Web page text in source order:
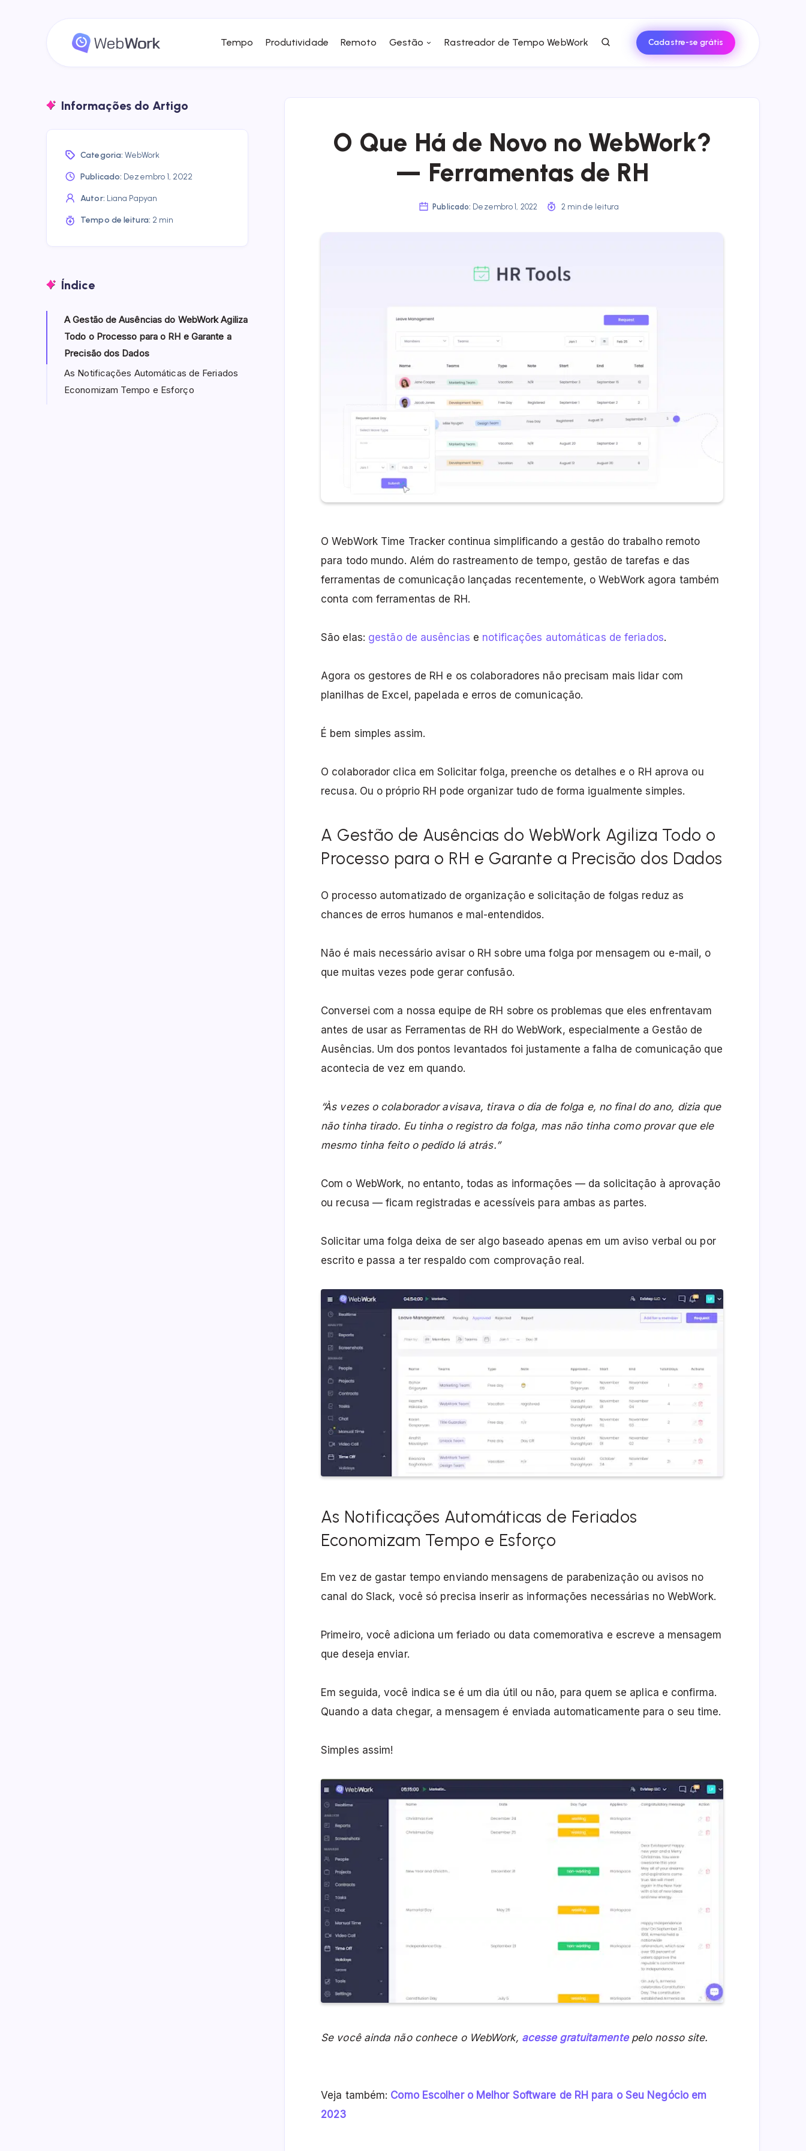
Tempo Produtividade Remoto Gestão Rastreador de Tempo WebWork Cadastre-se grátis
O Que Há de Novo no WebWork?
— Ferramentas de RH
Publicado: Dezembro 1, 2022 2 min de leitura
O WebWork Time Tracker continua simplificando a gestão do trabalho remoto
para todo mundo. Além do rastreamento de tempo, gestão de tarefas e das
ferramentas de comunicação lançadas recentemente, o WebWork agora também
conta com ferramentas de RH.
São elas: gestão de ausências e notificações automáticas de feriados.
Agora os gestores de RH e os colaboradores não precisam mais lidar com
planilhas de Excel, papelada e erros de comunicação.
É bem simples assim.
O colaborador clica em Solicitar folga, preenche os detalhes e o RH aprova ou
recusa. Ou o próprio RH pode organizar tudo de forma igualmente simples.
A Gestão de Ausências do WebWork Agiliza Todo o
Processo para o RH e Garante a Precisão dos Dados
O processo automatizado de organização e solicitação de folgas reduz as
chances de erros humanos e mal-entendidos.
Não é mais necessário avisar o RH sobre uma folga por mensagem ou e-mail, o
que muitas vezes pode gerar confusão.
Conversei com a nossa equipe de RH sobre os problemas que eles enfrentavam
antes de usar as Ferramentas de RH do WebWork, especialmente a Gestão de
Ausências. Um dos pontos levantados foi justamente a falha de comunicação que
acontecia de vez em quando.
“Às vezes o colaborador avisava, tirava o dia de folga e, no final do ano, dizia que
não tinha tirado. Eu tinha o registro da folga, mas não tinha como provar que ele
mesmo tinha feito o pedido lá atrás.”
Com o WebWork, no entanto, todas as informações — da solicitação à aprovação
ou recusa — ficam registradas e acessíveis para ambas as partes.
Solicitar uma folga deixa de ser algo baseado apenas em um aviso verbal ou por
escrito e passa a ter respaldo com comprovação real.
As Notificações Automáticas de Feriados
Economizam Tempo e Esforço
Em vez de gastar tempo enviando mensagens de parabenização ou avisos no
canal do Slack, você só precisa inserir as informações necessárias no WebWork.
Primeiro, você adiciona um feriado ou data comemorativa e escreve a mensagem
que deseja enviar.
Em seguida, você indica se é um dia útil ou não, para quem se aplica e confirma.
Quando a data chegar, a mensagem é enviada automaticamente para o seu time.
Simples assim!
Se você ainda não conhece o WebWork, acesse gratuitamentepelo nosso site.
Veja também: Como Escolher o Melhor Software de RH para o Seu Negócio em
2023
Informações do Artigo
Categoria: WebWork
Publicado: Dezembro 1, 2022
Autor: Liana Papyan
Tempo de leitura: 2 min
Índice
A Gestão de Ausências do WebWork Agiliza
Todo o Processo para o RH e Garante a
Precisão dos Dados
As Notificações Automáticas de Feriados
Economizam Tempo e Esforço